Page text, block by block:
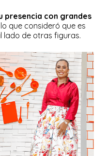
presencia con grandes
lo que consideró que es
lado de otras figuras.